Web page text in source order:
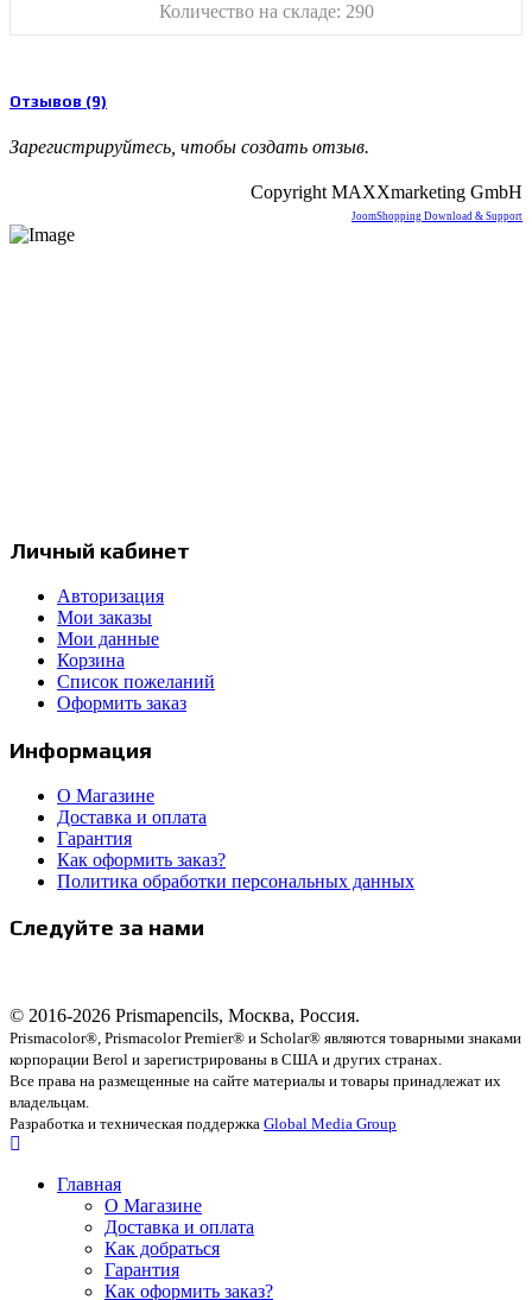
Количество на складе: 290
Отзывов (9)
Зарегистрируйтесь, чтобы создать отзыв.
Copyright MAXXmarketing GmbH
JoomShopping Download & Support
Личный кабинет
Авторизация
Мои заказы
Мои данные
Корзина
Список пожеланий
Оформить заказ
Информация
О Магазине
Доставка и оплата
Гарантия
Как оформить заказ?
Политика обработки персональных данных
Следуйте за нами
© 2016-2026 Prismapencils, Москва, Россия.
Prismacolor®, Prismacolor Premier® и Scholar® являются товарными знаками
корпорации Berol и зарегистрированы в США и других странах.
Все права на размещенные на сайте материалы и товары принадлежат их
владельцам.
Разработка и техническая поддержка Global Media Group
Главная
О Магазине
Доставка и оплата
Как добраться
Гарантия
Как оформить заказ?